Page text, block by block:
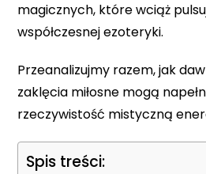
magicznych, które wciąż
współczesnej ezoteryki.
Przeanalizujmy razem, jak
zaklęcia miłosne mogą
rzeczywistość mistyczną
Spis treści: